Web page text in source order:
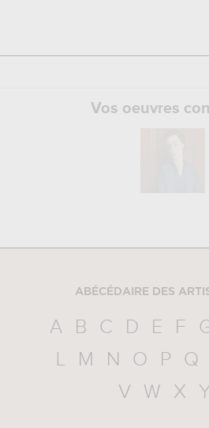
Vos oeuvres
ABÉCÉDAIRE DES
A B C D E F
L
M N O P Q
V
W X Y